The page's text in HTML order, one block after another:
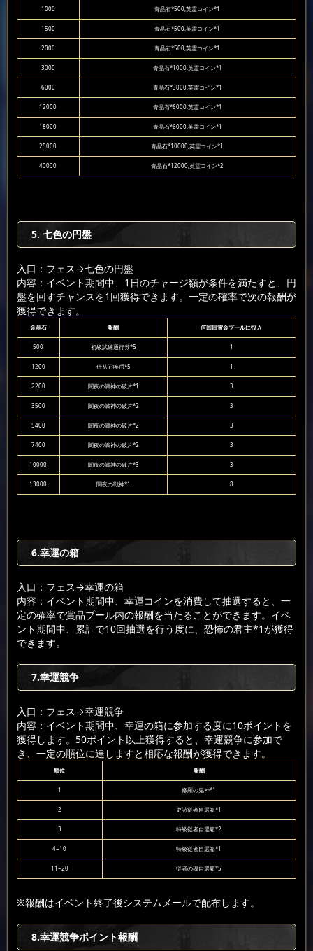
1000 青晶石*500,英霊コイン*1
1500 青晶石*500,英霊コイン*1
2000 青晶石*500,英霊コイン*1
3000 青晶石*1000,英霊コイン*1
6000 青晶石*3000,英霊コイン*1
12000 青晶石*6000,英霊コイン*1
18000 青晶石*6000,英霊コイン*1
25000 青晶石*10000,英霊コイン*1
40000 青晶石*12000,英霊コイン*2
5. 七色の円盤
入口：フェス→七色の円盤
内容：イベント期間中、1日のチャージ額が条件を満たすと、円
盤を回すチャンスを1回獲得できます。一定の確率で次の報酬が
獲得できます。
金晶石 報酬 何回目賞金プールに投入
500 初級試練通行券*5 1
1200 侍从召唤币*5 1
2200 闇夜の戦神の破片*1 3
3500 闇夜の戦神の破片*2 3
5400 闇夜の戦神の破片*2 3
7400 闇夜の戦神の破片*2 3
10000 闇夜の戦神の破片*3 3
13000 闇夜の戦神*1 8
6.幸運の箱
入口：フェス→幸運の箱
内容：イベント期間中、幸運コインを消費して抽選すると、一
定の確率で賞品プール内の報酬を当たることができます。イベ
ント期間中、累計で10回抽選を行う度に、恐怖の君主*1が獲得
できます。
7.幸運競争
入口：フェス→幸運競争
内容：イベント期間中、幸運の箱に参加する度に10ポイントを
獲得します。50ポイント以上獲得すると、幸運競争に参加で
き、一定の順位に達しますと相応な報酬が獲得できます。
順位 報酬
1 修羅の鬼神*1
2 史詩従者自選箱*1
3 特級従者自選箱*2
4~10 特級従者自選箱*1
11~20 従者の魂自選箱*5
※報酬はイベント終了後システムメールで配布します。
8.幸運競争ポイント報酬